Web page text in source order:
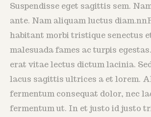
Suspendisse eget sagittis sem.
ante. Nam aliquam luctus
habitant morbi tristique senectus
malesuada fames ac turpis
erat vitae lectus dictum lacinia.
lacus sagittis ultrices a et lorem.
fermentum consequat dolor, nec
fermentum ut. In et justo id justo